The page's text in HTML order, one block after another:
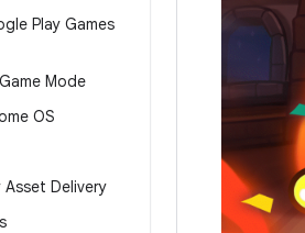
Play Games
Mode
OS
Asset Delivery